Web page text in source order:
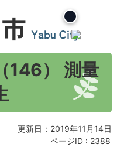
146） 測量
更新日：2019年11月14日
ページID : 2388